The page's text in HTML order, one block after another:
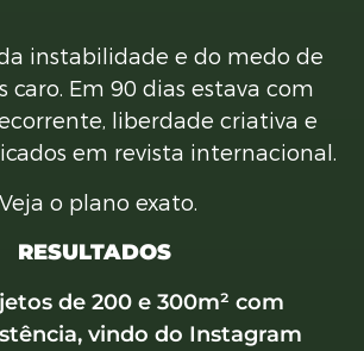
instabilidade e do medo de
caro. Em 90 dias estava com
liberdade criativa e
em revista internacional.
Veja o plano exato.
RESULTADOS
de 200 e 300m² com
vindo do Instagram